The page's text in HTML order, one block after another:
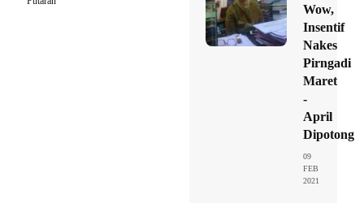
Wow,
Insentif
Nakes
Pirngadi
Maret
-
April
Dipotong
09
FEB
2021